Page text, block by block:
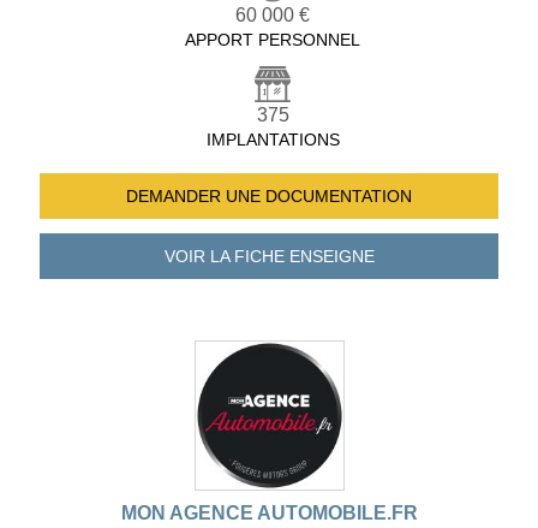
60 000 €
APPORT PERSONNEL
375
IMPLANTATIONS
DEMANDER UNE DOCUMENTATION
VOIR LA FICHEENSEIGNE
MON AGENCE AUTOMOBILE.FR